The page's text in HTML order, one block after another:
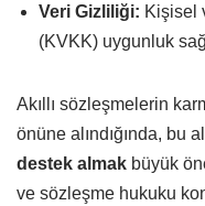
Veri Gizliliği: Kişisel
(KVKK) uygunluk
Akıllı sözleşmelerin
önüne alındığında, bu
destek almak büyük
ve sözleşme hukuku